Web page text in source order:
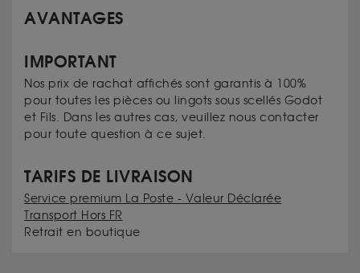
AVANTAGES
IMPORTANT
Nos prix de rachat affichés sont garantis à 100%
pour toutes les pièces ou lingots sous scellés Godot
et Fils. Dans les autres cas, veuillez nous contacter
pour toute question à ce sujet.
TARIFS DE LIVRAISON
Service premium La Poste - Valeur Déclarée
Transport Hors FR
Retrait en boutique